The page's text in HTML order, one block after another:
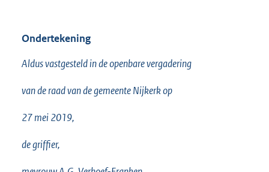
Ondertekening
Aldus vastgesteld in de openbare vergadering
van de raad van de gemeente Nijkerk op
27 mei 2019,
de griffier,